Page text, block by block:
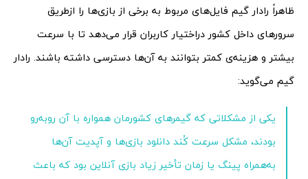
ظاهراً رادار گیم فایل‌های مربوط به برخی از بازی‌ها را از‌طریق
سرورهای داخل کشور در‌اختیار کاربران قرار می‌دهد تا با سرعت
بیشتر و هزینه‌ی کمتر بتوانند به آن‌ها دسترسی داشته باشند. رادار
گیم می‌گوید:
یکی از مشکلاتی که گیمرهای کشورمان همواره با آن روبه‌رو
بودند، مشکل سرعت کُند دانلود بازی‌ها و آپدیت آن‌ها
به‌همراه پینگ یا زمان تأخیر زیاد بازی آنلاین بود که باعث